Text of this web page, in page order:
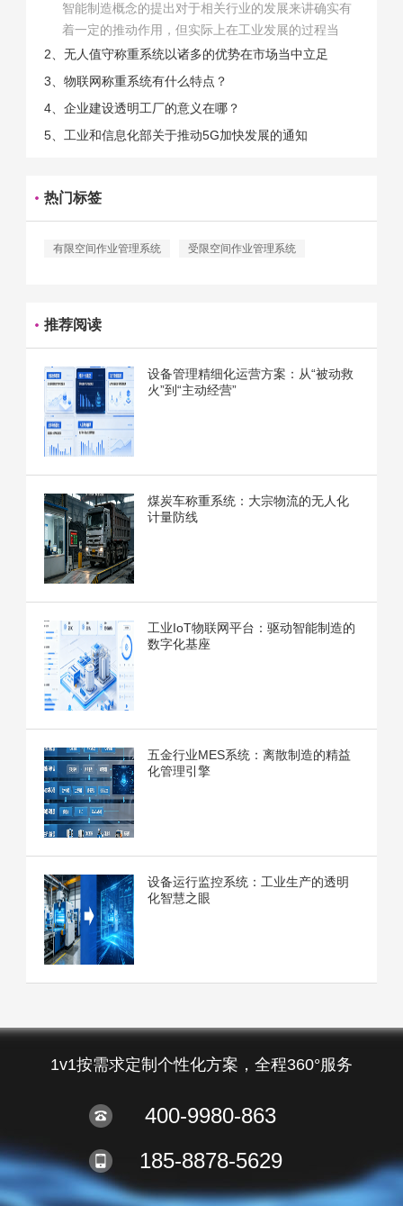
智能制造概念的提出对于相关行业的发展来讲确实有
着一定的推动作用，但实际上在工业发展的过程当
中，能够推动相关产业发展的具体结束是非常的多
的。那么为什么企业一定需要...
2、无人值守称重系统以诸多的优势在市场当中立足
3、物联网称重系统有什么特点？
4、企业建设透明工厂的意义在哪？
5、工业和信息化部关于推动5G加快发展的通知
热门标签
有限空间作业管理系统 受限空间作业管理系统
推荐阅读
设备管理精细化运营方案：从“被动救
火”到“主动经营”
煤炭车称重系统：大宗物流的无人化
计量防线
工业IoT物联网平台：驱动智能制造的
数字化基座
五金行业MES系统：离散制造的精益
化管理引擎
设备运行监控系统：工业生产的透明
化智慧之眼
1v1按需求定制个性化方案，全程360°服务
400-9980-863
185-8878-5629